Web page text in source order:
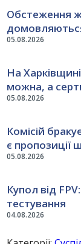
05.08.2026
Обстеження
05.08.2026
На
можна, а
05.08.2026
Комісій
є пропозиції
04.08.2026
Купол від
тестування